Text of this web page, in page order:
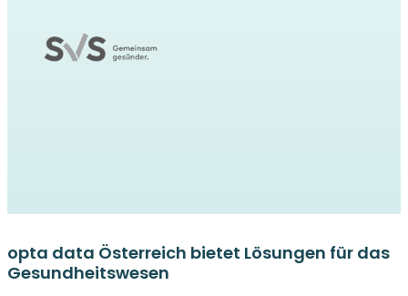
opta data Österreich bietet Lösungen für das
Gesundheitswesen